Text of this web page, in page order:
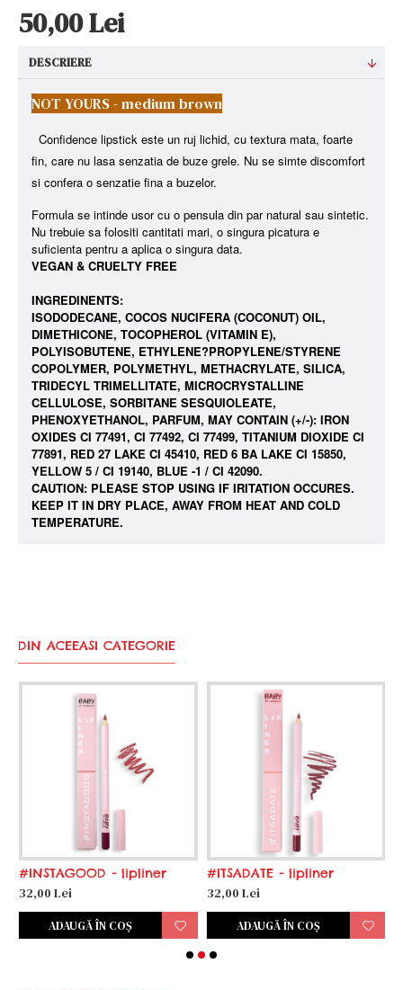
50,00 Lei
DESCRIERE
NOT YOURS - medium brown
Confidence lipstick este un ruj lichid, cu textura mata, foarte
fin, care nu lasa senzatia de buze grele. Nu se simte discomfort
si confera o senzatie fina a buzelor.
Formula se intinde usor cu o pensula din par natural sau sintetic.
Nu trebuie sa folositi cantitati mari, o singura picatura e
suficienta pentru a aplica o singura data.
VEGAN & CRUELTY FREE
INGREDINENTS:
ISODODECANE, COCOS NUCIFERA (COCONUT) OIL,
DIMETHICONE, TOCOPHEROL (VITAMIN E),
POLYISOBUTENE, ETHYLENE?PROPYLENE/STYRENE
COPOLYMER, POLYMETHYL, METHACRYLATE, SILICA,
TRIDECYL TRIMELLITATE, MICROCRYSTALLINE
CELLULOSE, SORBITANE SESQUIOLEATE,
PHENOXYETHANOL, PARFUM, MAY CONTAIN (+/-): IRON
OXIDES CI 77491, CI 77492, CI 77499, TITANIUM DIOXIDE CI
77891, RED 27 LAKE CI 45410, RED 6 BA LAKE CI 15850,
YELLOW 5 / CI 19140, BLUE -1 / CI 42090.
CAUTION: PLEASE STOP USING IF IRITATION OCCURES.
KEEP IT IN DRY PLACE, AWAY FROM HEAT AND COLD
TEMPERATURE.
DIN ACEEASI CATEGORIE
#INSTAGOOD - lipliner
32,00 Lei
ADAUGĂ ÎN COŞ
#ITSADATE - lipliner
32,00 Lei
ADAUGĂ ÎN COŞ